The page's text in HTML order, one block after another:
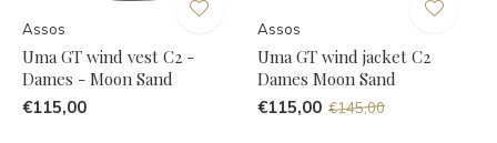
Assos
Uma GT wind vest C2 -
Dames - Moon Sand
€115,00
Assos
Uma GT wind jacket C2
Dames Moon Sand
€115,00 €145,00